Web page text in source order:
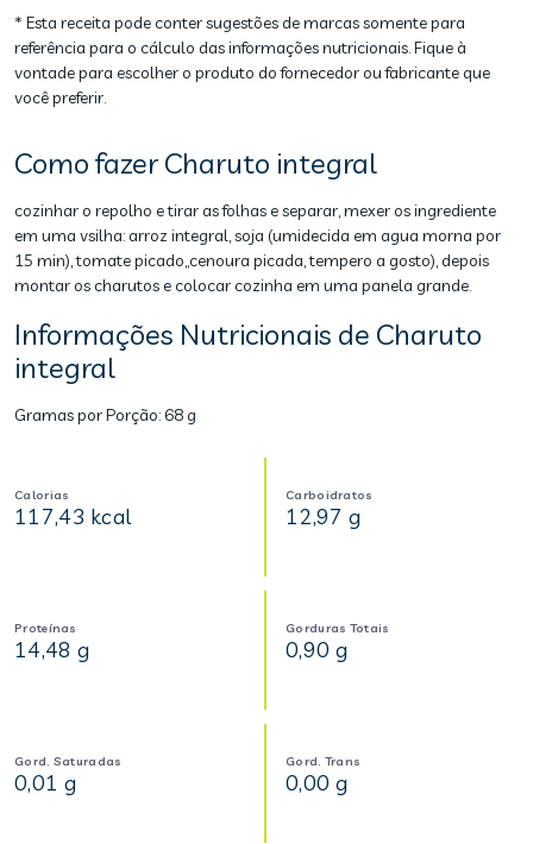
* Esta receita pode conter sugestões de marcas somente para
referência para o cálculo das informações nutricionais. Fique à
vontade para escolher o produto do fornecedor ou fabricante que
você preferir.
Como fazer Charuto integral
cozinhar o repolho e tirar as folhas e separar, mexer os ingrediente
em uma vsilha: arroz integral, soja (umidecida em agua morna por
15 min), tomate picado,,cenoura picada, tempero a gosto), depois
montar os charutos e colocar cozinha em uma panela grande.
Informações Nutricionais de Charuto
integral
Gramas por Porção:68 g
Calorias
117,43 kcal
Carboidratos
12,97 g
Proteínas
14,48 g
Gorduras Totais
0,90 g
Gord. Saturadas
0,01 g
Gord. Trans
0,00 g